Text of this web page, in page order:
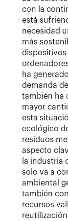
con la
está
necesidad
más
ha
demanda
también ha
mayor
esta
ecológico
residuos
aspecto
la industria
solo va a
ambiental
también
recursos